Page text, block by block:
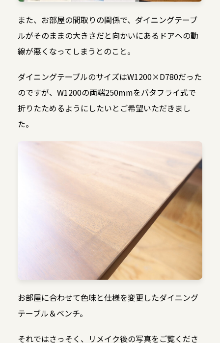
また、お部屋の間取りの関係で、ダイニングテーブ
ルがそのままの大きさだと向かいにあるドアへの動
線が悪くなってしまうとのこと。
ダイニングテーブルのサイズはW1200×D780だった
のですが、W1200の両端250mmをバタフライ式で
折りたためるようにしたいとご希望いただきまし
た。
お部屋に合わせて色味と仕様を変更したダイニング
テーブル＆ベンチ。
それではさっそく、リメイク後の写真をご覧くださ